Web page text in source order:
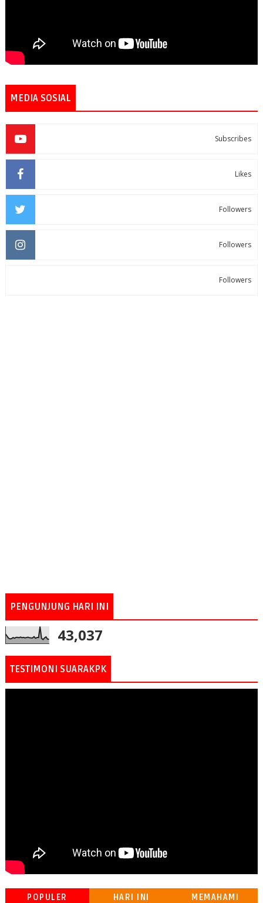
MEDIA SOSIAL
Subscribes
Likes
Followers
Followers
Followers
PENGUNJUNG HARI INI
43,037
TESTIMONI SUARAKPK
POPULER HARI INI
MEMAHAMI